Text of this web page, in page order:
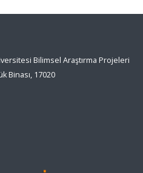
Bilimsel Araştırma Projeleri
Binası, 17020